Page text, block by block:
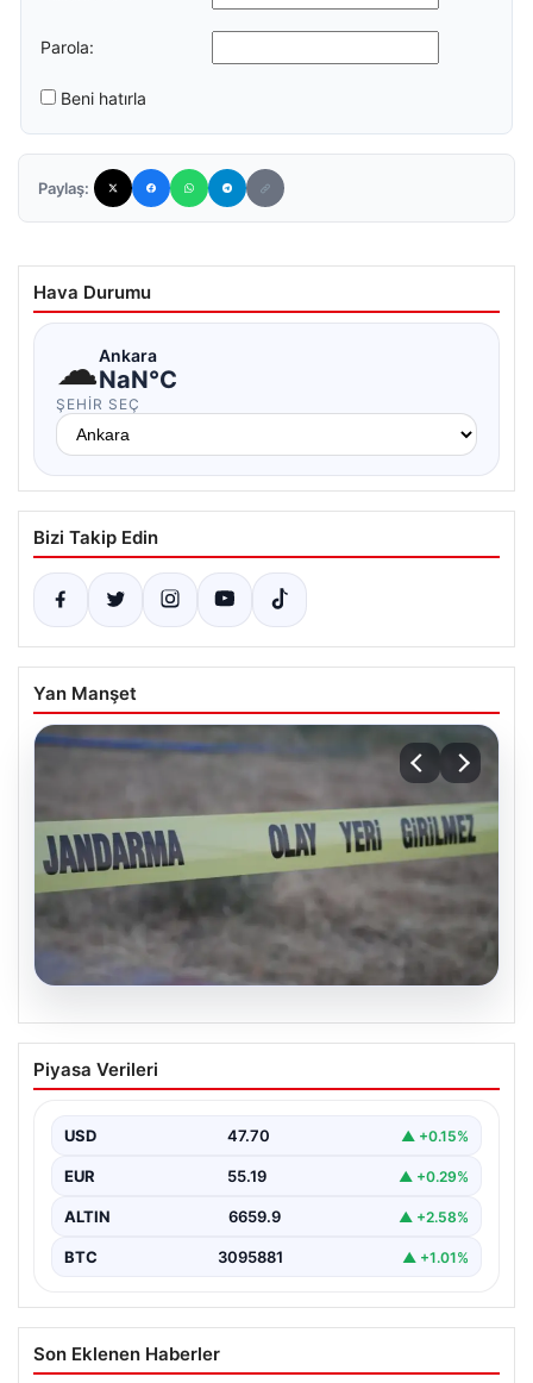
Parola:
Beni hatırla
Paylaş:
Hava Durumu
☁Ankara
NaN°C
ŞEHIR SEÇ
Bizi Takip Edin
Yan Manşet
06.08.2026
Muğla’da 4 Günlük Aramanın Ardından
Mehmet Ali Y.’nin Cansız Bedeni
Muğla'nın Seydikemer ilçesinde, dört gün boyunca
Piyasa Verileri
USD 47.70 ▲ +0.15%
EUR 55.19 ▲ +0.29%
ALTIN 6659.9 ▲ +2.58%
BTC 3095881 ▲ +1.01%
Son Eklenen Haberler